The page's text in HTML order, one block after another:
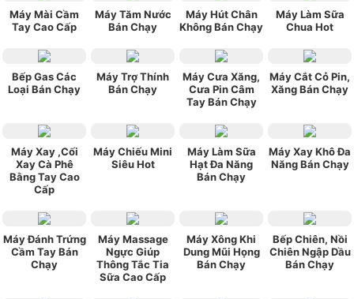
Máy Mài Cầm
Tay Cao Cấp
Máy Tăm Nước
Bán Chạy
Máy Hút Chân
Không Bán Chạy
Máy Làm Sữa
Chua Hot
Bếp Gas Các
Loại Bán Chạy
Máy Trợ Thính
Bán Chạy
Máy Cưa Xăng,
Cưa Pin Câm
Tay Bán Chạy
Máy Cắt Cỏ Pin,
Xăng Bán Chạy
Máy Xay ,Cối
Xay Cà Phê
Bằng Tay Cao
Cấp
Máy Chiếu Mini
Siêu Hot
Máy Làm Sữa
Hạt Đa Năng
Bán Chạy
Máy Xay Khô Đa
Năng Bán Chạy
Máy Đánh Trứng
Cầm Tay Bán
Chạy
Máy Massage
Ngực Giúp
Thông Tắc Tia
Sữa Cao Cấp
Máy Xông Khi
Dung Mũi Họng
Bán Chạy
Bếp Chiên, Nồi
Chiên Ngập Dầu
Bán Chạy